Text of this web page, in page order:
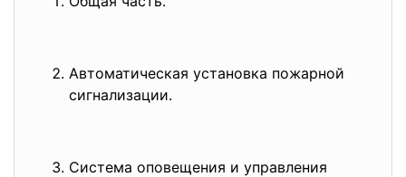
Автоматическая установка пожарной
сигнализации.
Система оповещения и управления